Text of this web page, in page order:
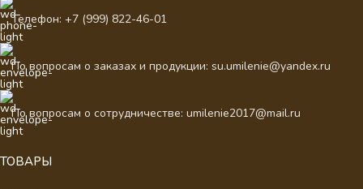
Телефон: +7 (999) 822-46-01
По вопросам о заказах и продукции: su.umilenie@yandex.ru
По вопросам о сотрудничестве: umilenie2017@mail.ru
ТОВАРЫ